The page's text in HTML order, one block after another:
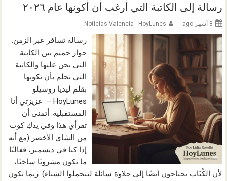
رسالة إلى الكاتبة التي أرغب أن أكونها عام ٢٠٢٦
8 أشهر ago Noticias Valencia - HoyLunes
رسالة تسافر عبر الزمن:
حوار حميم بين الكاتبة
التي نحن عليها والكاتبة
التي نحلم بأن نكونها.
بقلم ليديا روسيلو
HoyLunes – عزيزتي أنا
المستقبلية: أتمنى أن
تقرأي هذا وفي يدكِ كوب
من الشاي الأخضر (مع أنه
إذا كنا في ديسمبر، فغالبًا
ما يكون مشروبًا ساخنًا،
لأن الكُتّاب يحتاجون أيضًا إلى حلاوة سائلة ليتحملوا الشتاء). ربما تكون